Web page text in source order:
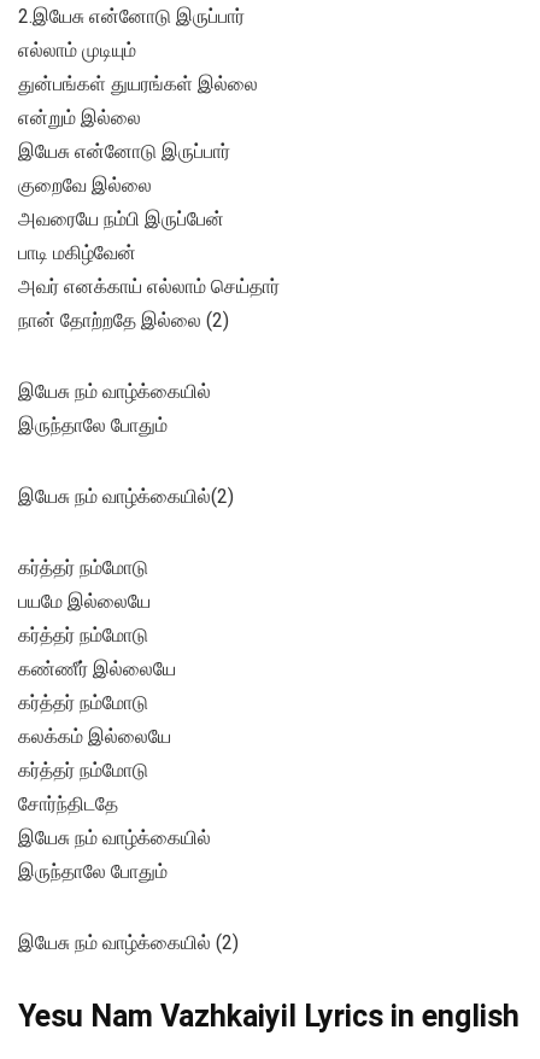
2.இயேசு என்னோடு இருப்பார்
எல்லாம் முடியும்
துன்பங்கள் துயரங்கள் இல்லை
என்றும் இல்லை
இயேசு என்னோடு இருப்பார்
குறைவே இல்லை
அவரையே நம்பி இருப்பேன்
பாடி மகிழ்வேன்
அவர் எனக்காய் எல்லாம் செய்தார்
நான் தோற்றதே இல்லை (2)
இயேசு நம் வாழ்க்கையில்
இருந்தாலே போதும்
இயேசு நம் வாழ்க்கையில்(2)
கர்த்தர் நம்மோடு
பயமே இல்லையே
கர்த்தர் நம்மோடு
கண்ணீர் இல்லையே
கர்த்தர் நம்மோடு
கலக்கம் இல்லையே
கர்த்தர் நம்மோடு
சோர்ந்திடதே
இயேசு நம் வாழ்க்கையில்
இருந்தாலே போதும்
இயேசு நம் வாழ்க்கையில் (2)
Yesu Nam Vazhkaiyil Lyrics in english